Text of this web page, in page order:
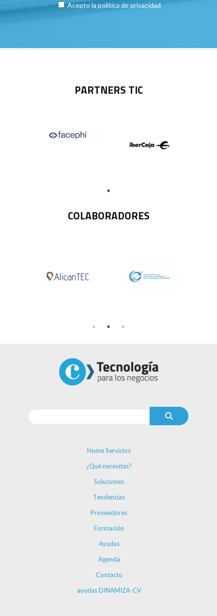
Acepto la política de privacidad
PARTNERS TIC
COLABORADORES
Home Servicios
¿Qué necesitas?
Soluciones
Tendencias
Proveedores
Formación
Ayudas
Agenda
Contacto
ayudas DINAMIZA-CV